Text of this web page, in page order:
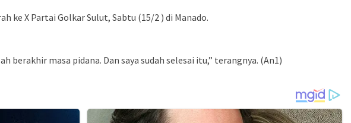
ke X Partai Golkar Sulut, Sabtu (15/2 ) di Manado.
berakhir masa pidana. Dan saya sudah selesai itu,” terangnya. (An1)